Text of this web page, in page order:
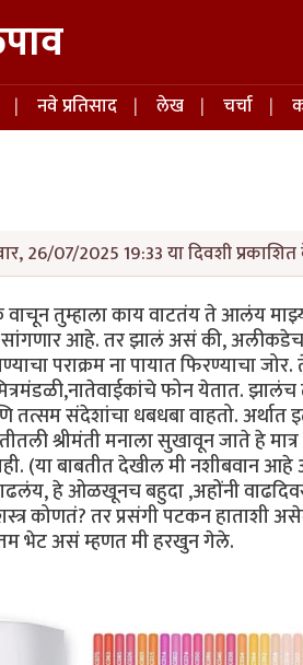
नवे प्रतिसाद लेख चर्चा
26/07/2025 19:33 या दिवशी
तुम्हाला काय वाटतंय ते आलंय
सांगणार आहे. तर झालं असं की,
पराक्रम ना पायात फिरण्याचा
फोन येतात.
संदेशांचा धबधबा वाहतो. अर्थात
श्रीमंती मनाला सुखावून जाते हे
(या बाबतीत देखील मी नशीबवान
हे ओळखूनच बहुदा ,अहोंनी
शस्त्र कोणतं? तर प्रसंगी पटकन हाताशी
भेट असं म्हणत मी हरखुन गेले.